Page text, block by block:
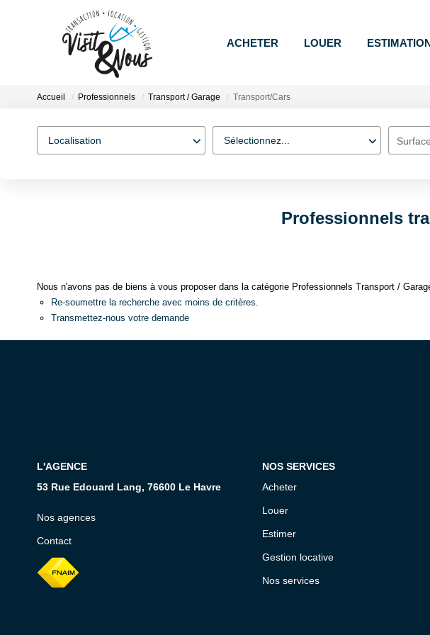
ACHETER LOUER
Accueil Professionnels Transport / Garage Transport/Cars
Localisation Sélectionnez...
Professionnels
Nous n'avons pas de biens à vous proposer dans la catégorie Professionnels Transport /
Re-soumettre la recherche avec moins de critères.
Transmettez-nous votre demande
L'AGENCE
53 Rue Edouard Lang, 76600 Le Havre
Nos agences
Contact
NOS SERVICES
Acheter
Louer
Estimer
Gestion locative
Nos services